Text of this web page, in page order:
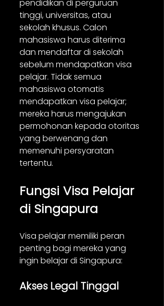
pendidikan di perguruan
tinggi, universitas, atau
sekolah khusus. Calon
mahasiswa harus diterima
dan mendaftar di sekolah
sebelum mendapatkan visa
pelajar. Tidak semua
mahasiswa otomatis
mendapatkan visa pelajar;
mereka harus mengajukan
permohonan kepada otoritas
yang berwenang dan
memenuhi persyaratan
tertentu.
Fungsi Visa Pelajar
di Singapura
Visa pelajar memiliki peran
penting bagi mereka yang
ingin belajar di Singapura:
Akses Legal Tinggal